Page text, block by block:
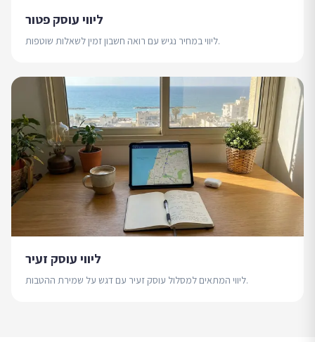
ליווי עוסק פטור
ליווי במחיר נגיש עם רואה חשבון זמין לשאלות שוטפות.
ליווי עוסק זעיר
ליווי המתאים למסלול עוסק זעיר עם דגש על שמירת ההטבות.